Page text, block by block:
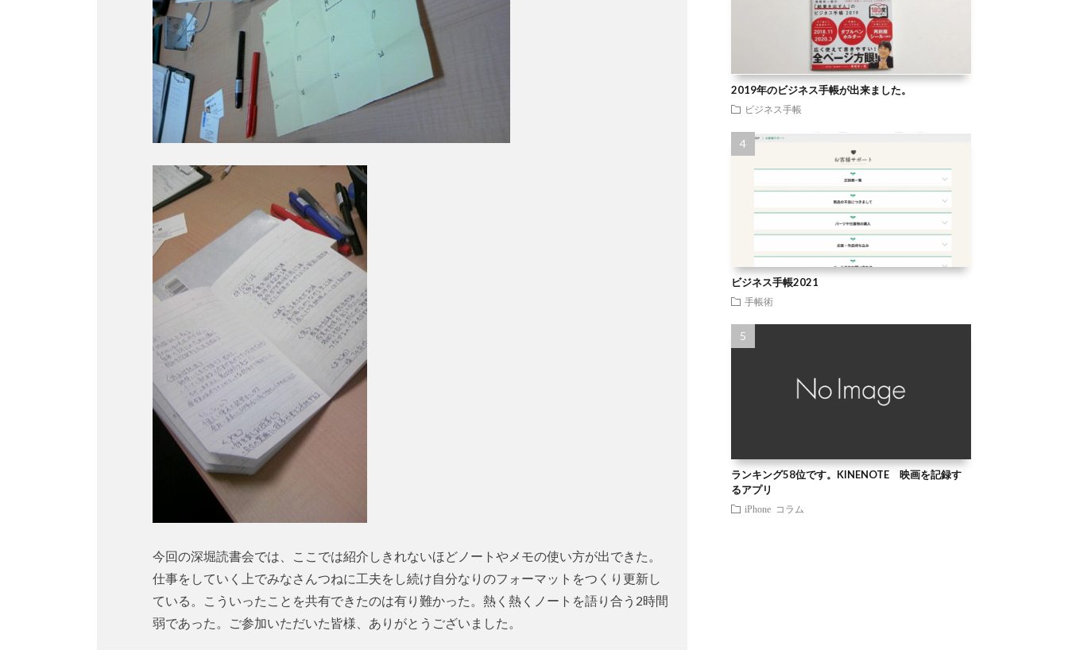
今回の深堀読書会では、ここでは紹介しきれないほどノートやメモの使い方が出できた。
仕事をしていく上でみなさんつねに工夫をし続け自分なりのフォーマットをつくり更新し
ている。こういったことを共有できたのは有り難かった。熱く熱くノートを語り合う2時間
弱であった。ご参加いただいた皆様、ありがとうございました。
2019年のビジネス手帳が出来ました。
ビジネス手帳
ビジネス手帳2021
手帳術
ランキング58位です。KINENOTE 映画を記録す
るアプリ
iPhone コラム